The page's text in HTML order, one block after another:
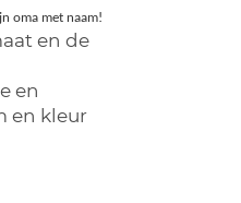
oma met naam!
en de
en
en kleur